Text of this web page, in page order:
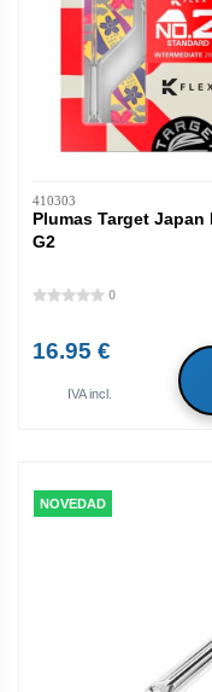
410303
Plumas Target
G2
0
16.95 €
IVA incl.
NOVEDAD